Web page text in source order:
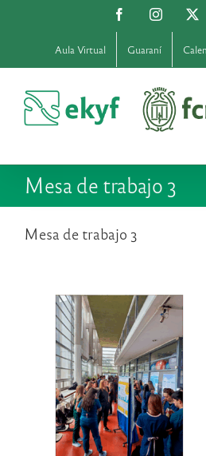
FacebookInstagram
Aula Virtual Guaraní
Mesa de trabajo 3
Mesa de trabajo 3